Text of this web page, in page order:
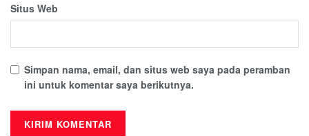
Situs Web
Simpan nama, email, dan situs web saya pada peramban
ini untuk komentar saya berikutnya.